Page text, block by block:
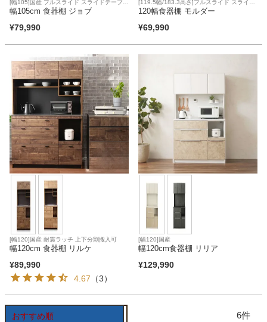
ホームオフィス
こたつ
寝具
ファブリック
カーテン
ラグ
マット
[幅105]国産 フルスライド スライドテーブル
上下分割搬入可
幅105cm 食器棚 ジョブ
¥79,990
[119.5幅/183.3高さ]フルスライド スライド
テーブル 上下分割搬入可
120幅食器棚 モルダー
¥69,990
[幅120]国産 耐震ラッチ 上下分割搬入可
幅120cm 食器棚 リルケ
¥89,990
4.67 （3）
[幅120]国産
幅120cm食器棚 リリア
¥129,990
おすすめ順 6